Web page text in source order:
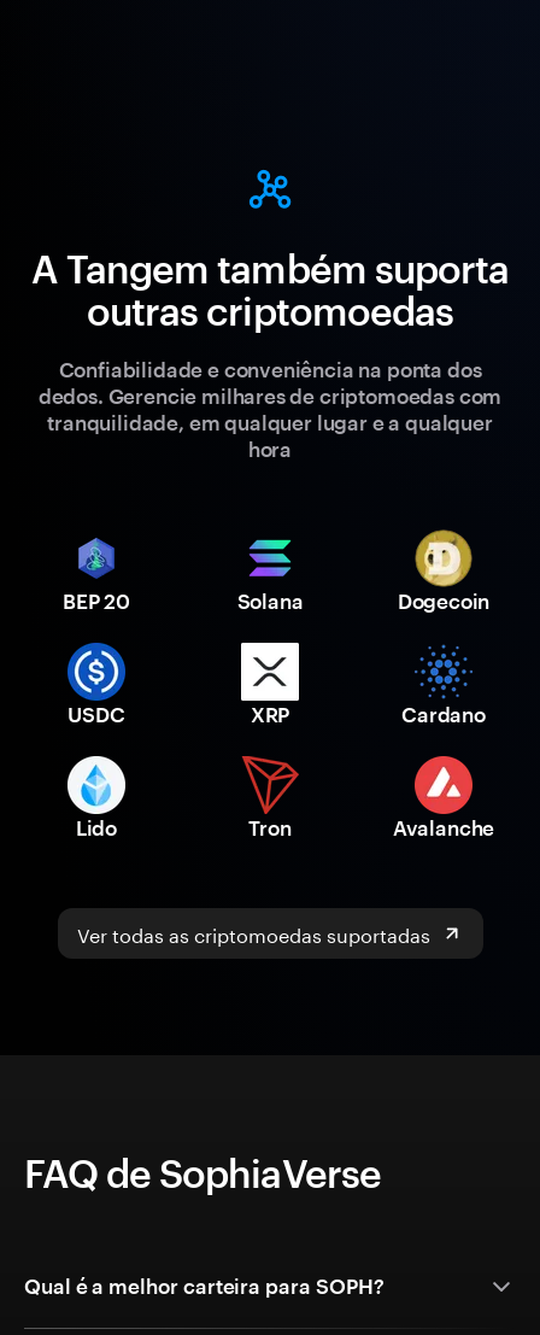
A Tangem também suporta
outras criptomoedas
Confiabilidade e conveniência na ponta dos
dedos. Gerencie milhares de criptomoedas com
tranquilidade, em qualquer lugar e a qualquer
hora
BEP 20 Solana Dogecoin
USDC XRP Cardano
Lido Tron Avalanche
Ver todas as criptomoedas suportadas
FAQ de SophiaVerse
Qual é a melhor carteira para SOPH?